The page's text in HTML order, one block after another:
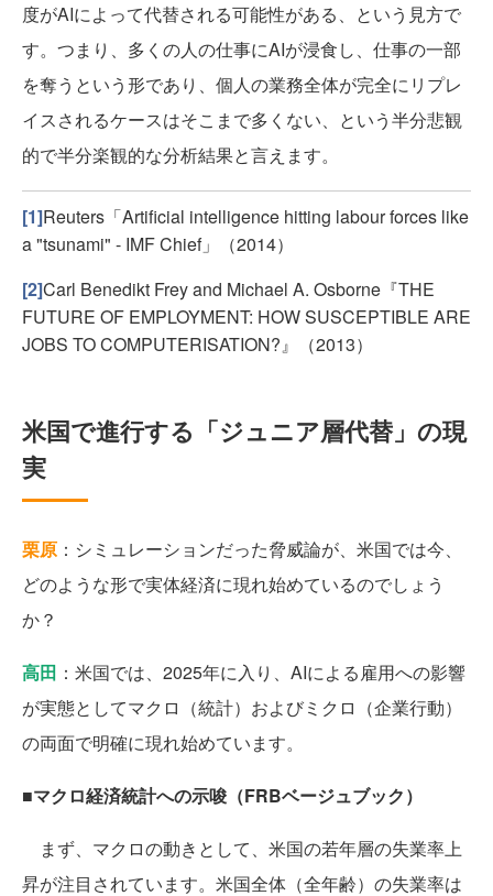
度がAIによって代替される可能性がある、という見方で
す。つまり、多くの人の仕事にAIが浸食し、仕事の一部
を奪うという形であり、個人の業務全体が完全にリプレ
イスされるケースはそこまで多くない、という半分悲観
的で半分楽観的な分析結果と言えます。
[1]Reuters「Artificial intelligence hitting labour forces like
a "tsunami" - IMF Chief」（2014）
[2]Carl Benedikt Frey and Michael A. Osborne『THE
FUTURE OF EMPLOYMENT: HOW SUSCEPTIBLE ARE
JOBS TO COMPUTERISATION?』（2013）
米国で進行する「ジュニア層代替」の現
実
栗原 ：シミュレーションだった脅威論が、米国では今、
どのような形で実体経済に現れ始めているのでしょう
か？
高田 ：米国では、2025年に入り、AIによる雇用への影響
が実態としてマクロ（統計）およびミクロ（企業行動）
の両面で明確に現れ始めています。
■マクロ経済統計への示唆（FRBベージュブック）
まず、マクロの動きとして、米国の若年層の失業率上
昇が注目されています。米国全体（全年齢）の失業率は